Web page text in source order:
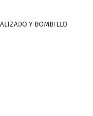
Y BOMBILLO